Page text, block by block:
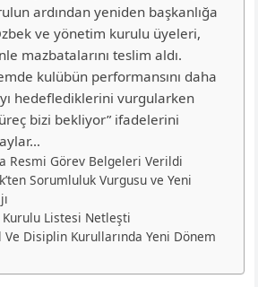
ardından yeniden başkanlığa
ve yönetim kurulu üyeleri,
mazbatalarını teslim aldı.
kulübün performansını daha
hedeflediklerini vurgularken
bizi bekliyor” ifadelerini
Resmi Görev Belgeleri Verildi
Sorumluluk Vurgusu ve Yeni
Kurulu Listesi Netleşti
Disiplin Kurullarında Yeni Dönem